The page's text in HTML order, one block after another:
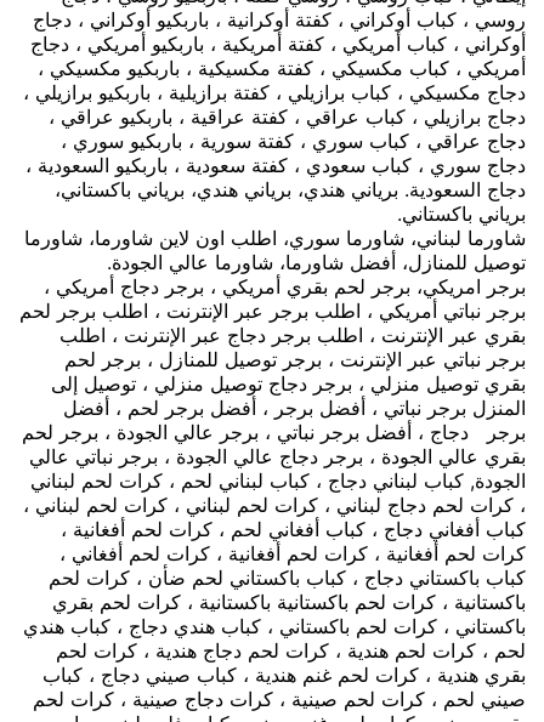
روسي ، كباب أوكراني ، كفتة أوكرانية ، باربكيو أوكراني ، دجاج
أوكراني ، كباب أمريكي ، كفتة أمريكية ، باربكيو أمريكي ، دجاج
أمريكي ، كباب مكسيكي ، كفتة مكسيكية ، باربكيو مكسيكي ،
دجاج مكسيكي ، كباب برازيلي ، كفتة برازيلية ، باربكيو برازيلي ،
دجاج برازيلي ، كباب عراقي ، كفتة عراقية ، باربكيو عراقي ،
دجاج عراقي ، كباب سوري ، كفتة سورية ، باربكيو سوري ،
دجاج سوري ، كباب سعودي ، كفتة سعودية ، باربكيو السعودية ،
دجاج السعودية. برياني هندي، برياني هندي، برياني باكستاني،
برياني باكستاني.
شاورما لبناني، شاورما سوري، اطلب اون لاين شاورما، شاورما
توصيل للمنازل، أفضل شاورما، شاورما عالي الجودة.
برجر امريكي، برجر لحم بقري أمريكي ، برجر دجاج أمريكي ،
برجر نباتي أمريكي ، اطلب برجر عبر الإنترنت ، اطلب برجر لحم
بقري عبر الإنترنت ، اطلب برجر دجاج عبر الإنترنت ، اطلب
برجر نباتي عبر الإنترنت ، برجر توصيل للمنازل ، برجر لحم
بقري توصيل منزلي ، برجر دجاج توصيل منزلي ، توصيل إلى
المنزل برجر نباتي ، أفضل برجر ، أفضل برجر لحم ، أفضل
برجر دجاج ، أفضل برجر نباتي ، برجر عالي الجودة ، برجر لحم
بقري عالي الجودة ، برجر دجاج عالي الجودة ، برجر نباتي عالي
الجودة, كباب لبناني دجاج ، كباب لبناني لحم ، كرات لحم لبناني
، كرات لحم دجاج لبناني ، كرات لحم لبناني ، كرات لحم لبناني ،
كباب أفغاني دجاج ، كباب أفغاني لحم ، كرات لحم أفغانية ،
كرات لحم أفغانية ، كرات لحم أفغانية ، كرات لحم أفغاني ،
كباب باكستاني دجاج ، كباب باكستاني لحم ضأن ، كرات لحم
باكستانية ، كرات لحم باكستانية باكستانية ، كرات لحم بقري
باكستاني ، كرات لحم باكستاني ، كباب هندي دجاج ، كباب هندي
لحم ، كرات لحم هندية ، كرات لحم دجاج هندية ، كرات لحم
بقري هندية ، كرات لحم غنم هندية ، كباب صيني دجاج ، كباب
صيني لحم ، كرات لحم صينية ، كرات دجاج صينية ، كرات لحم